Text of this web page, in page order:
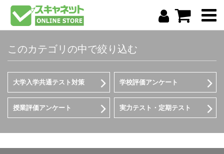
このカテゴリの中で絞り込む
大学入学共通テスト対策 学校評価アンケート
授業評価アンケート 実力テスト・定期テスト